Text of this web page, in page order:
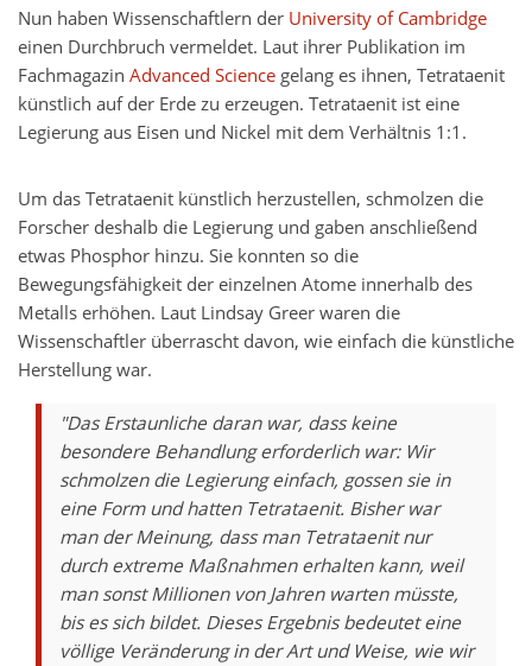
Nun haben Wissenschaftlern der University of Cambridge
einen Durchbruch vermeldet. Laut ihrer Publikation im
Fachmagazin Advanced Sciencegelang es ihnen, Tetrataenit
künstlich auf der Erde zu erzeugen. Tetrataenit ist eine
Legierung aus Eisen und Nickel mit dem Verhältnis 1:1.
Um das Tetrataenit künstlich herzustellen, schmolzen die
Forscher deshalb die Legierung und gaben anschließend
etwas Phosphor hinzu. Sie konnten so die
Bewegungsfähigkeit der einzelnen Atome innerhalb des
Metalls erhöhen. Laut Lindsay Greer waren die
Wissenschaftler überrascht davon, wie einfach die künstliche
Herstellung war.
"Das Erstaunliche daran war, dass keine
besondere Behandlung erforderlich war: Wir
schmolzen die Legierung einfach, gossen sie in
eine Form und hatten Tetrataenit. Bisher war
man der Meinung, dass man Tetrataenit nur
durch extreme Maßnahmen erhalten kann, weil
man sonst Millionen von Jahren warten müsste,
bis es sich bildet. Dieses Ergebnis bedeutet eine
völlige Veränderung in der Art und Weise, wie wir